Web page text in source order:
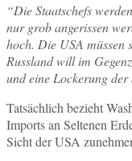
“Die Staatschefs
nur grob angerissen
hoch. Die USA müssen
Russland will im
und eine Lockerung der
Tatsächlich bezieht
Imports an Seltenen
Sicht der USA